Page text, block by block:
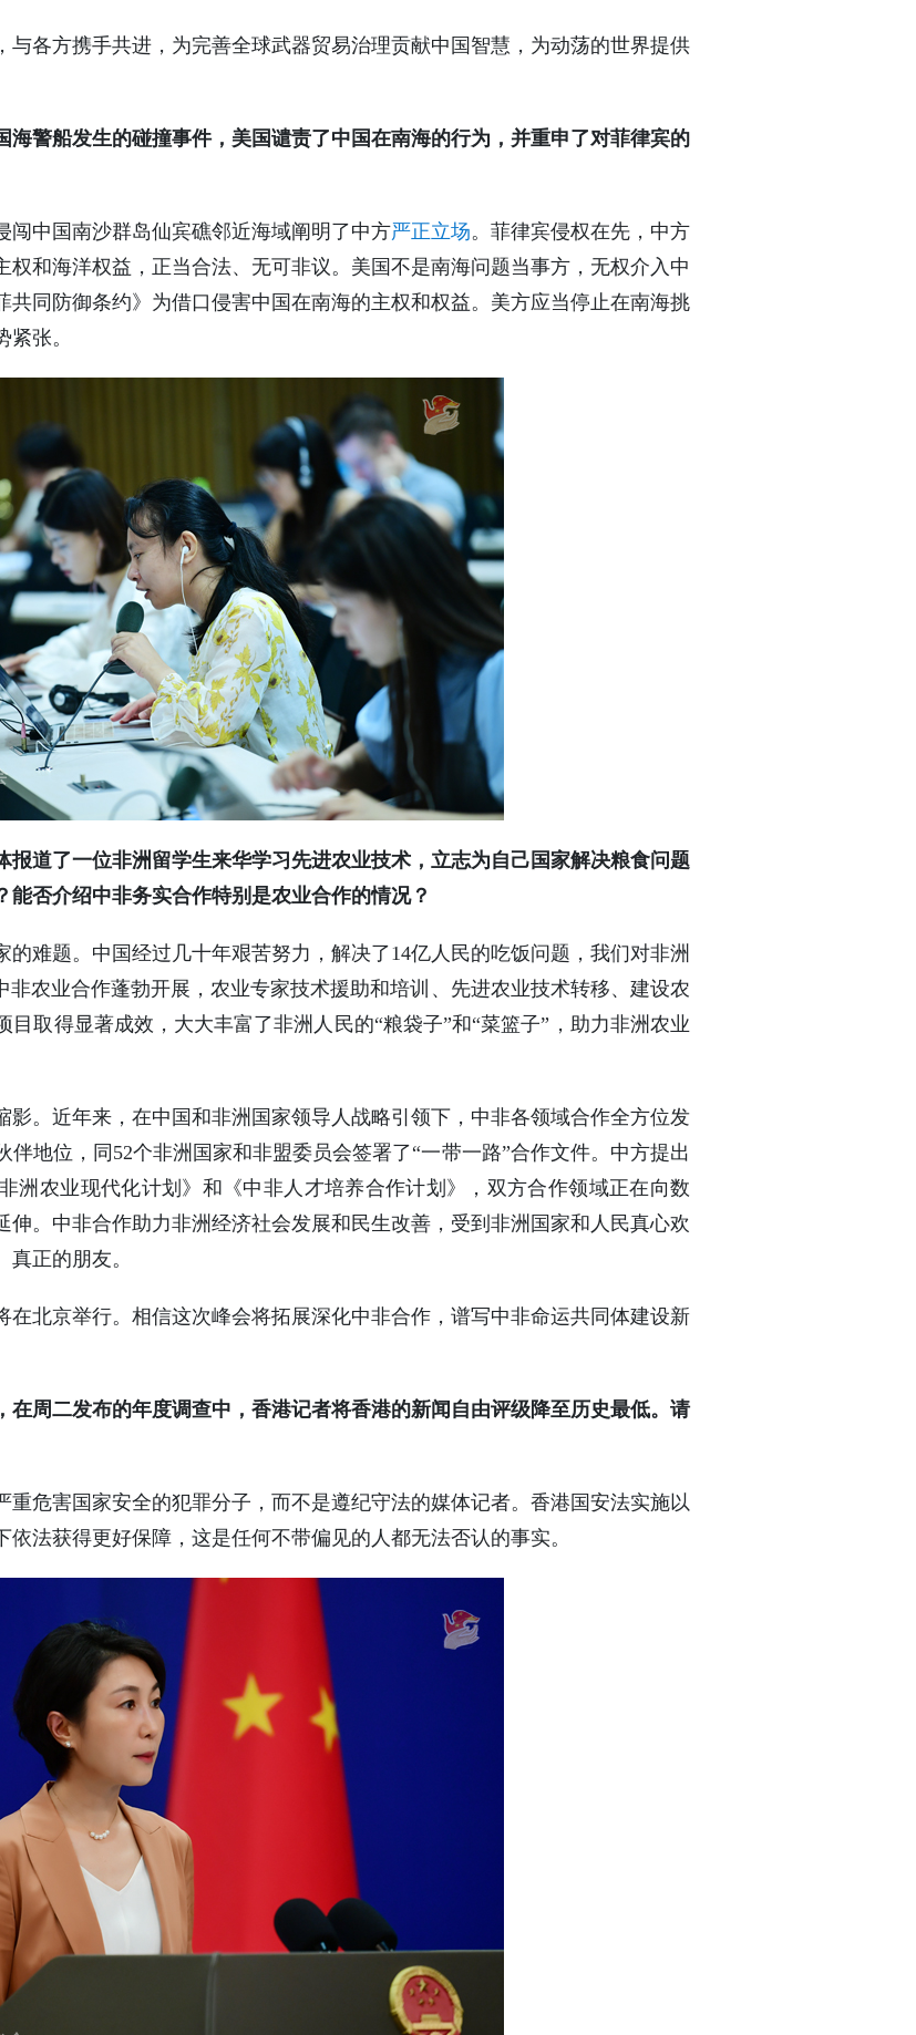
与各方携手共进，为完善全球武器贸易治理贡献中国智慧，为动荡的世界提供
海警船发生的碰撞事件，美国谴责了中国在南海的行为，并重申了对菲律宾的
闯中国南沙群岛仙宾礁邻近海域阐明了中方严正立场。菲律宾侵权在先，中方
和海洋权益，正当合法、无可非议。美国不是南海问题当事方，无权介入中
同防御条约》为借口侵害中国在南海的主权和权益。美方应当停止在南海挑
张。
报道了一位非洲留学生来华学习先进农业技术，立志为自己国家解决粮食问题
否介绍中非务实合作特别是农业合作的情况？
难题。中国经过几十年艰苦努力，解决了14亿人民的吃饭问题，我们对非洲
非农业合作蓬勃开展，农业专家技术援助和培训、先进农业技术转移、建设农
取得显著成效，大大丰富了非洲人民的“粮袋子”和“菜篮子”，助力非洲农业
影。近年来，在中国和非洲国家领导人战略引领下，中非各领域合作全方位发
伴地位，同52个非洲国家和非盟委员会签署了“一带一路”合作文件。中方提出
洲农业现代化计划》和《中非人才培养合作计划》，双方合作领域正在向数
。中非合作助力非洲经济社会发展和民生改善，受到非洲国家和人民真心欢
正的朋友。
在北京举行。相信这次峰会将拓展深化中非合作，谱写中非命运共同体建设新
在周二发布的年度调查中，香港记者将香港的新闻自由评级降至历史最低。请
重危害国家安全的犯罪分子，而不是遵纪守法的媒体记者。香港国安法实施以
法获得更好保障，这是任何不带偏见的人都无法否认的事实。